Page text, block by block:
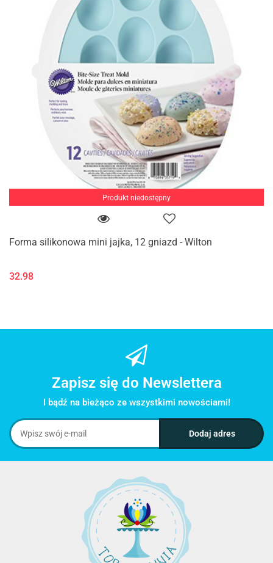
Produkt niedostępny
Forma silikonowa mini jajka, 12 gniazd - Wilton
32.98
Zapisz się do Newslettera
I bądź na bieżąco ze wszystkimi nowościami!